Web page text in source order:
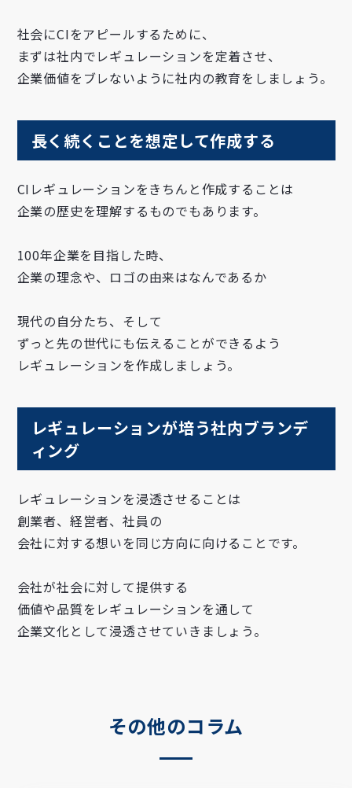
社会にCIをアピールするために、
まずは社内でレギュレーションを定着させ、
企業価値をブレないように社内の教育をしましょう。
長く続くことを想定して作成する
CIレギュレーションをきちんと作成することは
企業の歴史を理解するものでもあります。
100年企業を目指した時、
企業の理念や、ロゴの由来はなんであるか
現代の自分たち、そして
ずっと先の世代にも伝えることができるよう
レギュレーションを作成しましょう。
レギュレーションが培う社内ブランデ
ィング
レギュレーションを浸透させることは
創業者、経営者、社員の
会社に対する想いを同じ方向に向けることです。
会社が社会に対して提供する
価値や品質をレギュレーションを通して
企業文化として浸透させていきましょう。
その他のコラム